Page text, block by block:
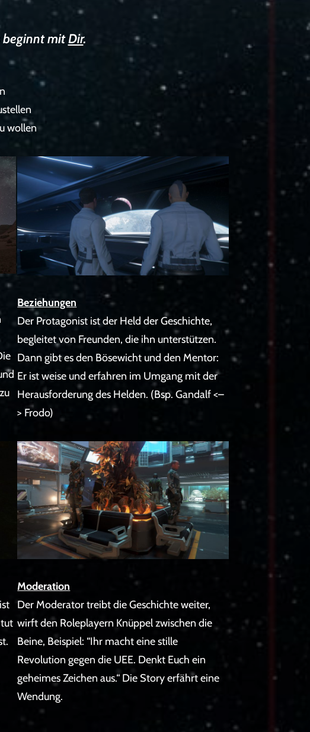
beginnt mitDir.
wollen
Beziehungen
Der Protagonist ist der Held der Geschichte,
begleitet von Freunden, die ihn unterstützen.
Dann gibt es den Bösewicht und den Mentor:
Er ist weise und erfahren im Umgang mit der
Herausforderung des Helden. (Bsp. Gandalf <–
> Frodo)
Moderation
Der Moderator treibt die Geschichte weiter,
wirft den Roleplayern Knüppel zwischen die
Beine, Beispiel: “Ihr macht eine stille
Revolution gegen die UEE. Denkt Euch ein
geheimes Zeichen aus.“ Die Story erfährt eine
Wendung.